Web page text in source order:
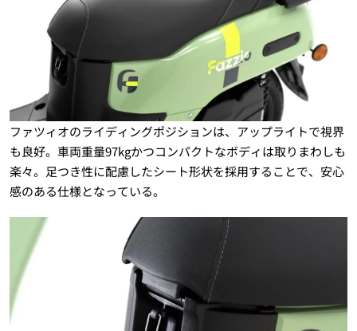
ファツィオのライディングポジションは、アップライトで視界
も良好。車両重量97kgかつコンパクトなボディは取りまわしも
楽々。足つき性に配慮したシート形状を採用することで、安心
感のある仕様となっている。